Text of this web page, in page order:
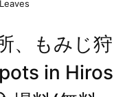
、もみじ
in